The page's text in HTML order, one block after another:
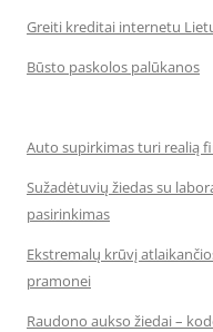
Greiti kreditai internetu
Būsto paskolos palūkanos
Auto supirkimas turi realią
Sužadėtuvių žiedas su
pasirinkimas
Ekstremalų krūvį
pramonei
Raudono aukso žiedai –